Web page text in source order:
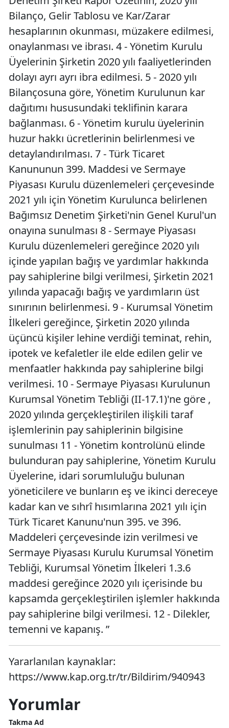
Bilanço, Gelir Tablosu ve Kar/Zarar
hesaplarının okunması, müzakere edilmesi,
onaylanması ve ibrası. 4 - Yönetim Kurulu
Üyelerinin Şirketin 2020 yılı faaliyetlerinden
dolayı ayrı ayrı ibra edilmesi. 5 - 2020 yılı
Bilançosuna göre, Yönetim Kurulunun kar
dağıtımı hususundaki teklifinin karara
bağlanması. 6 - Yönetim kurulu üyelerinin
huzur hakkı ücretlerinin belirlenmesi ve
detaylandırılması. 7 - Türk Ticaret
Kanununun 399. Maddesi ve Sermaye
Piyasası Kurulu düzenlemeleri çerçevesinde
2021 yılı için Yönetim Kurulunca belirlenen
Bağımsız Denetim Şirketi'nin Genel Kurul'un
onayına sunulması 8 - Sermaye Piyasası
Kurulu düzenlemeleri gereğince 2020 yılı
içinde yapılan bağış ve yardımlar hakkında
pay sahiplerine bilgi verilmesi, Şirketin 2021
yılında yapacağı bağış ve yardımların üst
sınırının belirlenmesi. 9 - Kurumsal Yönetim
İlkeleri gereğince, Şirketin 2020 yılında
üçüncü kişiler lehine verdiği teminat, rehin,
ipotek ve kefaletler ile elde edilen gelir ve
menfaatler hakkında pay sahiplerine bilgi
verilmesi. 10 - Sermaye Piyasası Kurulunun
Kurumsal Yönetim Tebliği (II-17.1)'ne göre ,
2020 yılında gerçekleştirilen ilişkili taraf
işlemlerinin pay sahiplerinin bilgisine
sunulması 11 - Yönetim kontrolünü elinde
bulunduran pay sahiplerine, Yönetim Kurulu
Üyelerine, idari sorumluluğu bulunan
yöneticilere ve bunların eş ve ikinci dereceye
kadar kan ve sıhrî hısımlarına 2021 yılı için
Türk Ticaret Kanunu'nun 395. ve 396.
Maddeleri çerçevesinde izin verilmesi ve
Sermaye Piyasası Kurulu Kurumsal Yönetim
Tebliği, Kurumsal Yönetim İlkeleri 1.3.6
maddesi gereğince 2020 yılı içerisinde bu
kapsamda gerçekleştirilen işlemler hakkında
pay sahiplerine bilgi verilmesi. 12 - Dilekler,
temenni ve kapanış. ”
Yararlanılan kaynaklar:
https://www.kap.org.tr/tr/Bildirim/940943
Yorumlar
Takma Ad